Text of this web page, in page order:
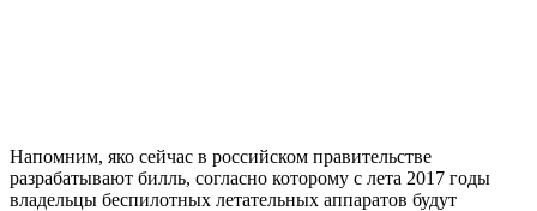
Напомним, яко сейчас в российском правительстве
разрабатывают билль, согласно которому с лета 2017 годы
владельцы беспилотных летательных аппаратов будут